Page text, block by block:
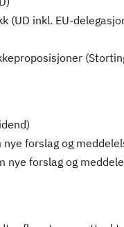
(UD inkl. EU-
forslag og
forslag og